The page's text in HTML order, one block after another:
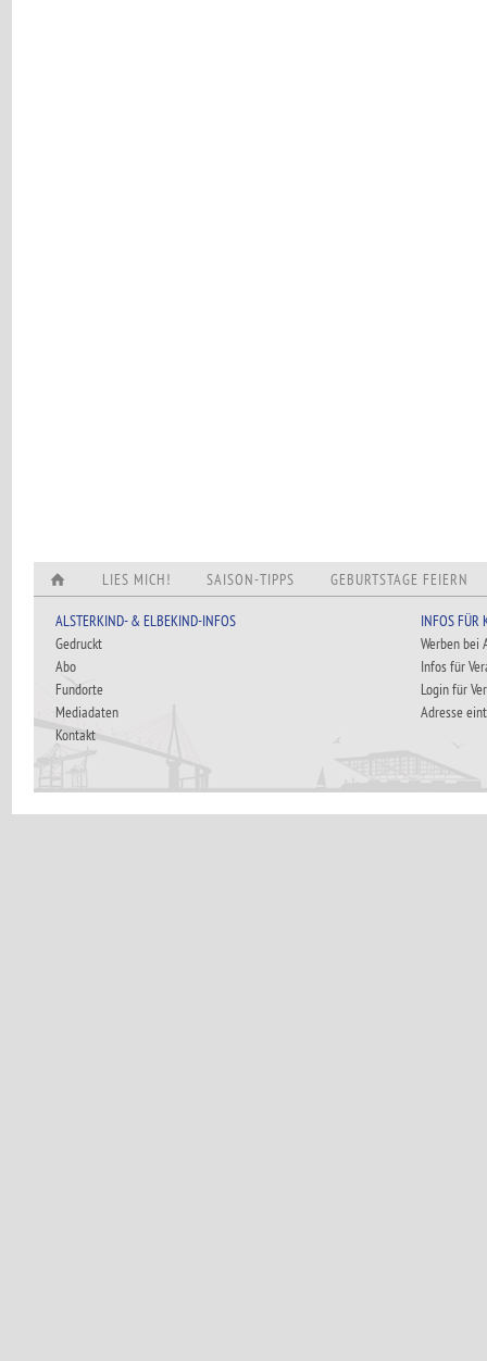
LIES MICH! SAISON-TIPPS GEBURTSTAGE FEIERN
ALSTERKIND- & ELBEKIND-INFOS
Gedruckt
Abo
Fundorte
Mediadaten
Kontakt
INFOS FÜR
Werben bei
Infos für
Login für
Adresse